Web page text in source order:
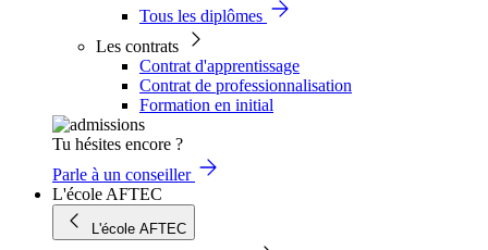
Tous les diplômes
Les contrats
Contrat d'apprentissage
Contrat de professionnalisation
Formation en initial
Tu hésites encore ?
Parle à un conseiller
L'école AFTEC
L'école AFTEC